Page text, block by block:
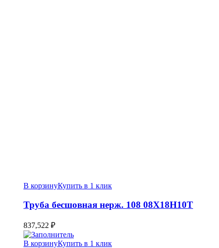
В корзинуКупить в 1 клик
Труба бесшовная нерж. 108 08Х18Н10Т
837,522 ₽
В корзинуКупить в 1 клик